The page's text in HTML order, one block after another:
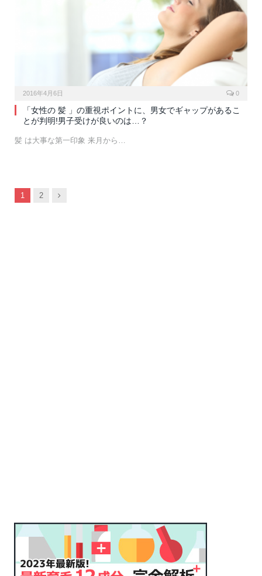
2016年4月6日 0
「女性の 髪 」の重視ポイントに、男女でギャップがあるこ
とが判明!男子受けが良いのは…？
髪 は大事な第一印象 来月から…
1 2 Next